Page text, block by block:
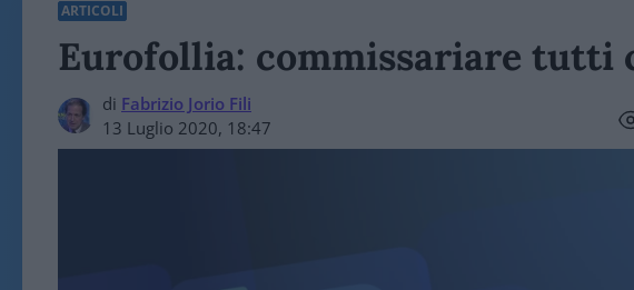
ARTICOLI
Eurofollia: commissariare tutti
di Fabrizio Jorio Fili
13 Luglio 2020, 18:47